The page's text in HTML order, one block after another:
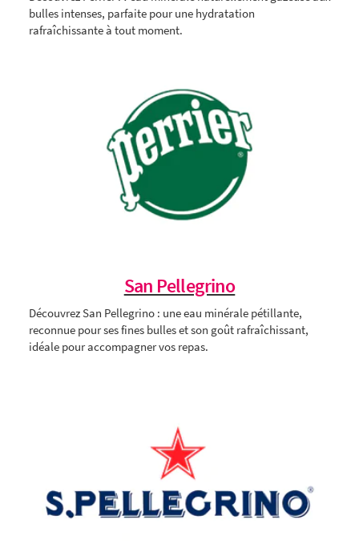
bulles intenses, parfaite pour une hydratation
rafraîchissante à tout moment.
San Pellegrino
Découvrez San Pellegrino : une eau minérale pétillante,
reconnue pour ses fines bulles et son goût rafraîchissant,
idéale pour accompagner vos repas.